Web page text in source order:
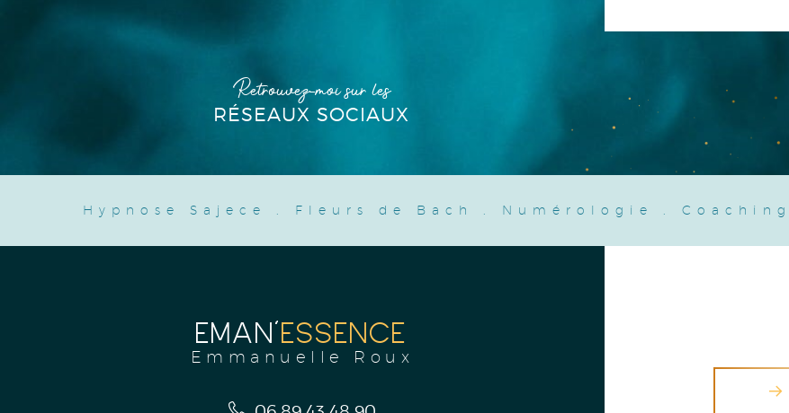
Retrouvez-moi sur les
RÉSEAUX SOCIAUX
Hypnose Sajece . Fleurs de Bach . Numérologie .Coaching
EMAN'ESSENCE
Emmanuelle Roux